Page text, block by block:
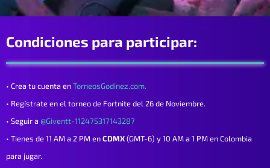
Condiciones para participar:
• Crea tu cuenta enTorneosGodinez.com.
• Regístrate en el torneo de Fortnite del 26 de Noviembre.
• Seguir a @Giventt-112475317143287
• Tienes de 11 AM a 2 PM enCDMX(GMT-6) y 10 AM a 1 PM en Colombia
para jugar.